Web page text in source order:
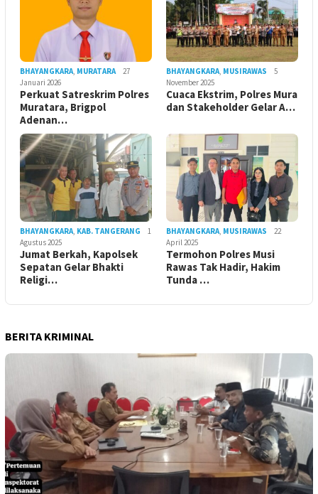
BHAYANGKARA, MURATARA
27
Januari 2026
Perkuat Satreskrim Polres
Muratara, Brigpol
Adenan…
BHAYANGKARA, MUSIRAWAS
5
November 2025
Cuaca Ekstrim, Polres Mura
dan Stakeholder Gelar A…
BHAYANGKARA, KAB. TANGERANG
1
Agustus 2025
Jumat Berkah, Kapolsek
Sepatan Gelar Bhakti
Religi…
BHAYANGKARA, MUSIRAWAS
22
April 2025
Termohon Polres Musi
Rawas Tak Hadir, Hakim
Tunda …
BERITA KRIMINAL